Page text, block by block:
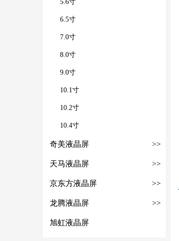
5.6寸
6.5寸
7.0寸
8.0寸
9.0寸
10.1寸
10.2寸
10.4寸
奇美液晶屏 >>
天马液晶屏 >>
京东方液晶屏 >>
龙腾液晶屏 >>
旭虹液晶屏